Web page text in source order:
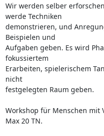
Wir werden selber
werde Techniken
demonstrieren, und
Beispielen und
Aufgaben geben. Es wird
fokussiertem
Erarbeiten, spielerischem
nicht
festgelegten Raum geben.
Workshop für Menschen mit
Max 20 TN.